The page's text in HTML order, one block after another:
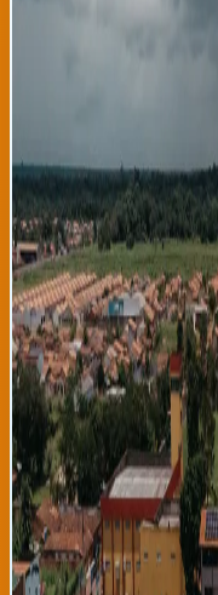
de dólares en expansión
de parques eólicos en
millones de paneles
modernización de red
aproximadamente 65%
renovables,
plan busca diversificar
variabilidad de
sequías. El anuncio ha
gobiernos europeos, que
global contra cambio
brasileña es
Brasil es
pulmón del planeta que
escala planetaria.
disminuido
de aumentos durante
presión de actividades